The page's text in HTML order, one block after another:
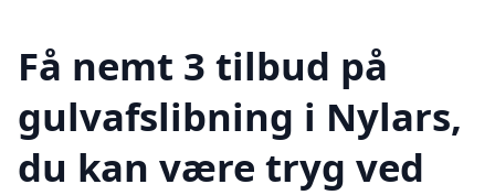
Få nemt 3 tilbud på
gulvafslibning i Nylars,
du kan være tryg ved